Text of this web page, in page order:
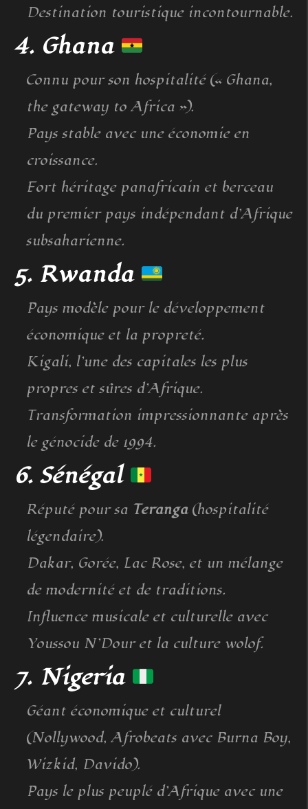
Destination touristique incontournable.
4. Ghana
Connu pour son hospitalité (« Ghana,
the gateway to Africa »).
Pays stable avec une économie en
croissance.
Fort héritage panafricain et berceau
du premier pays indépendant d’Afrique
subsaharienne.
5. Rwanda
Pays modèle pour le développement
économique et la propreté.
Kigali, l’une des capitales les plus
propres et sûres d’Afrique.
Transformation impressionnante après
le génocide de 1994.
6. Sénégal
Réputé pour sa Teranga(hospitalité
légendaire).
Dakar, Gorée, Lac Rose, et un mélange
de modernité et de traditions.
Influence musicale et culturelle avec
Youssou N’Dour et la culture wolof.
7. Nigeria
Géant économique et culturel
(Nollywood, Afrobeats avec Burna Boy,
Wizkid, Davido).
Pays le plus peuplé d’Afrique avec une